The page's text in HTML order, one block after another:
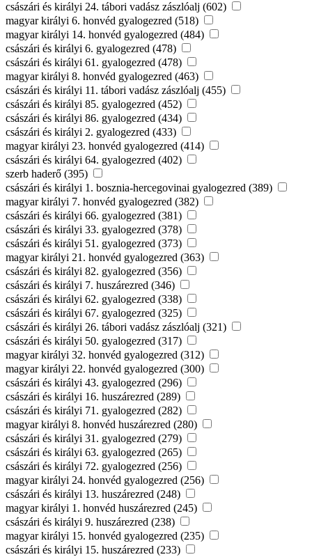
császári és királyi 24. tábori vadász zászlóalj (602)
magyar királyi 6. honvéd gyalogezred (518)
magyar királyi 14. honvéd gyalogezred (484)
császári és királyi 6. gyalogezred (478)
császári és királyi 61. gyalogezred (478)
magyar királyi 8. honvéd gyalogezred (463)
császári és királyi 11. tábori vadász zászlóalj (455)
császári és királyi 85. gyalogezred (452)
császári és királyi 86. gyalogezred (434)
császári és királyi 2. gyalogezred (433)
magyar királyi 23. honvéd gyalogezred (414)
császári és királyi 64. gyalogezred (402)
szerb haderő (395)
császári és királyi 1. bosznia-hercegovinai gyalogezred (389)
magyar királyi 7. honvéd gyalogezred (382)
császári és királyi 66. gyalogezred (381)
császári és királyi 33. gyalogezred (378)
császári és királyi 51. gyalogezred (373)
magyar királyi 21. honvéd gyalogezred (363)
császári és királyi 82. gyalogezred (356)
császári és királyi 7. huszárezred (346)
császári és királyi 62. gyalogezred (338)
császári és királyi 67. gyalogezred (325)
császári és királyi 26. tábori vadász zászlóalj (321)
császári és királyi 50. gyalogezred (317)
magyar királyi 32. honvéd gyalogezred (312)
magyar királyi 22. honvéd gyalogezred (300)
császári és királyi 43. gyalogezred (296)
császári és királyi 16. huszárezred (289)
császári és királyi 71. gyalogezred (282)
magyar királyi 8. honvéd huszárezred (280)
császári és királyi 31. gyalogezred (279)
császári és királyi 63. gyalogezred (265)
császári és királyi 72. gyalogezred (256)
magyar királyi 24. honvéd gyalogezred (256)
császári és királyi 13. huszárezred (248)
magyar királyi 1. honvéd huszárezred (245)
császári és királyi 9. huszárezred (238)
magyar királyi 15. honvéd gyalogezred (235)
császári és királyi 15. huszárezred (233)